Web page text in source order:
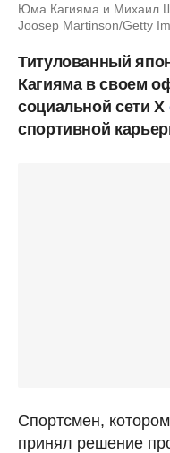
Юма Кагияма и Михаил
Joosep Martinson/Getty
Титулованный
Кагияма в своем
социальной сети X
спортивной
Спортсмен,
принял решение